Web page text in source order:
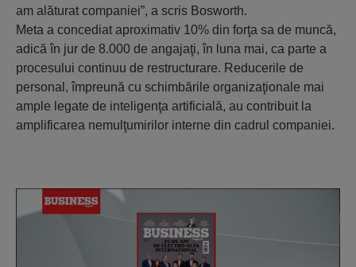
am alăturat companiei”, a scris Bosworth.
Meta a concediat aproximativ 10% din forţa sa de muncă,
adică în jur de 8.000 de angajaţi, în luna mai, ca parte a
procesului continuu de restructurare. Reducerile de
personal, împreună cu schimbările organizaţionale mai
ample legate de inteligenţa artificială, au contribuit la
amplificarea nemulţumirilor interne din cadrul companiei.